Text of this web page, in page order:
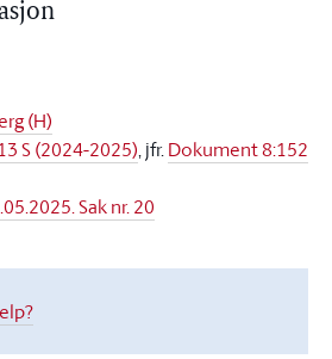
(H)
S (2024-2025), jfr.Dokument 8:152
Sak nr. 20